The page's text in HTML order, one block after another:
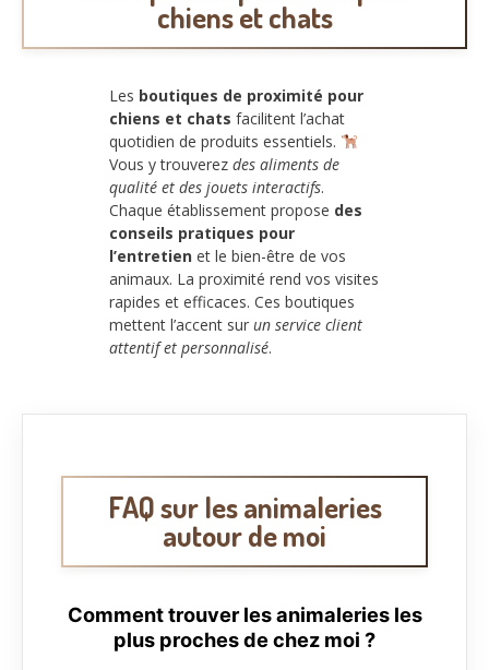
chiens et chats
Les boutiques de proximité pour
chiens et chats facilitent l’achat
quotidien de produits essentiels.
Vous y trouverez des aliments de
qualité et des jouets interactifs.
Chaque établissement propose des
conseils pratiques pour
l’entretien et le bien-être de vos
animaux. La proximité rend vos visites
rapides et efficaces. Ces boutiques
mettent l’accent sur un service client
attentif et personnalisé.
FAQ sur les animaleries
autour de moi
Comment trouver les animaleries les
plus proches de chez moi ?